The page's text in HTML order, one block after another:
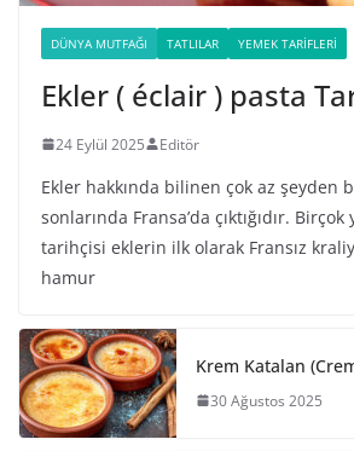
DÜNYA MUTFAĞI TATLILAR YEMEK TARIFLERI
Ekler ( éclair ) pasta
24 Eylül 2025 Editör
Ekler hakkında bilinen çok az şeyden
sonlarında Fransa’da çıktığıdır. Birçok
tarihçisi eklerin ilk olarak Fransız
hamur
Krem Katalan
30 Ağustos 2025